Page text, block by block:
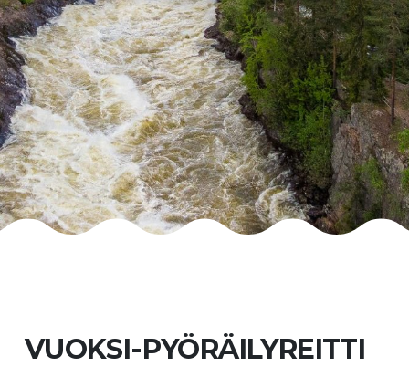
VUOKSI-PYÖRÄILYREITTI